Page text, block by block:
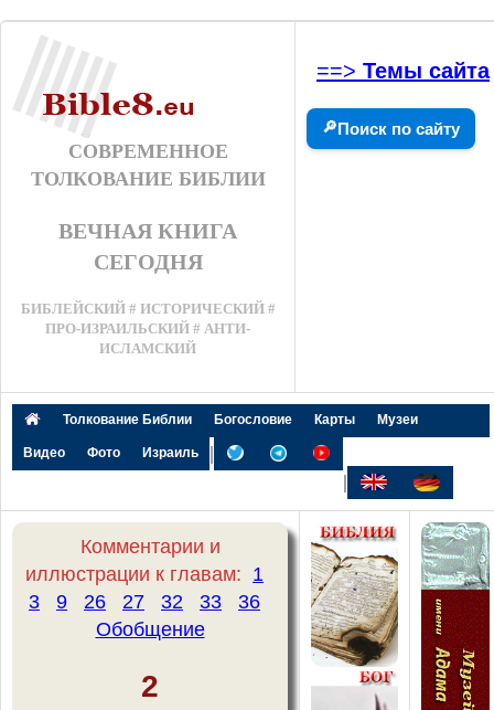
СОВРЕМЕННОЕ
ТОЛКОВАНИЕ БИБЛИИ
ВЕЧНАЯ КНИГА
СЕГОДНЯ
БИБЛЕЙСКИЙ # ИСТОРИЧЕСКИЙ #
ПРО-ИЗРАИЛЬСКИЙ # АНТИ-
ИСЛАМСКИЙ
==> Темы сайта
🔎Поиск по сайту
Толкование Библии Богословие Карты Музеи
Видео Фото Израиль
|
|
Комментарии и
иллюстрации к главам: 1
3
9 26 27 32 33
36
Обобщение
2